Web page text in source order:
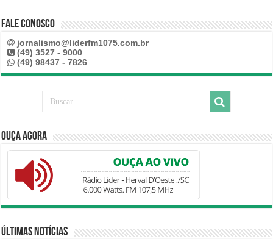
Fale Conosco
jornalismo@liderfm1075.com.br
(49) 3527 - 9000
(49) 98437 - 7826
Ouça Agora
Últimas Notícias